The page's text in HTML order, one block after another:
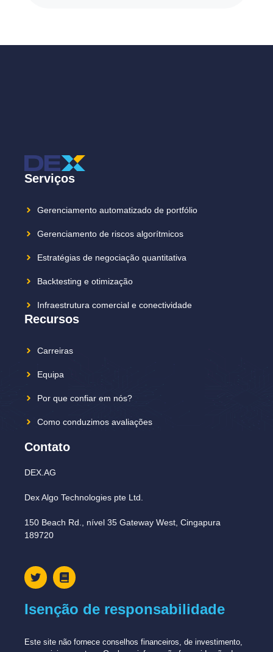
Serviços
Gerenciamento automatizado de portfólio
Gerenciamento de riscos algorítmicos
Estratégias de negociação quantitativa
Backtesting e otimização
Infraestrutura comercial e conectividade
Recursos
Carreiras
Equipa
Por que confiar em nós?
Como conduzimos avaliações
Contato
DEX.AG
Dex Algo Technologies pte Ltd.
150 Beach Rd., nível 35 Gateway West, Cingapura
189720
Isenção de responsabilidade
Este site não fornece conselhos financeiros, de investimento,